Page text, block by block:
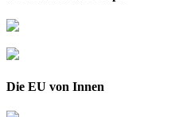
Die EU von Innen